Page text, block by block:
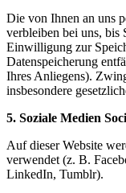
Die von Ihnen an uns
verbleiben bei uns, bis
Einwilligung zur
Datenspeicherung
Ihres Anliegens).
insbesondere
5. Soziale Medien
Auf dieser Website
verwendet (z. B.
LinkedIn, Tumblr).